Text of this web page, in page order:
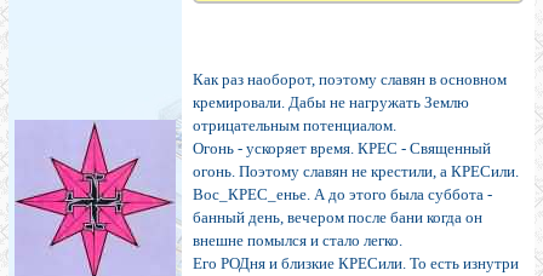
Как раз наоборот, поэтому славян в основном
кремировали. Дабы не нагружать Землю
отрицательным потенциалом.
Огонь - ускоряет время. КРЕС - Священный
огонь. Поэтому славян не крестили, а КРЕСили.
Вос_КРЕС_енье. А до этого была суббота -
банный день, вечером после бани когда он
внешне помылся и стало легко.
Его РОДня и близкие КРЕСили. То есть изнутри